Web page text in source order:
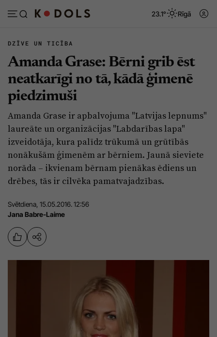
23.1° Rīgā
Abonēt Pieslēgties
Ziņas
Politika
Pašvaldības
Izglītība
Veselība
Vide
Sports
Drošība
Viedokļi
Dzīve un ticība
Ekonomika
Krimināli
Projekti
Mediju atbalsta fonds
Zivju fonds
DZĪVE UN TICĪBA
Amanda Grase: Bērni grib ēst
neatkarīgi no tā, kādā ģimenē
piedzimuši
Amanda Grase ir apbalvojuma "Latvijas lepnums"
laureāte un organizācijas "Labdarības lapa"
izveidotāja, kura palīdz trūkumā un grūtībās
nonākušām ģimenēm ar bērniem. Jaunā sieviete
norāda – ikvienam bērnam pienākas ēdiens un
drēbes, tās ir cilvēka pamatvajadzības.
Svētdiena, 15.05.2016. 12:56
Jana Babre-Laime